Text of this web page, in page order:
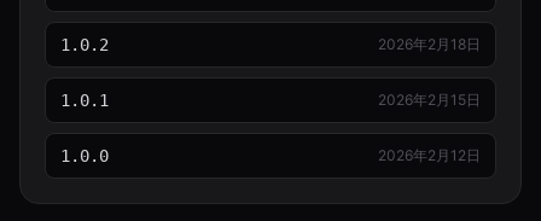
1.0.2 2026年2月18日
1.0.1 2026年2月15日
1.0.0 2026年2月12日